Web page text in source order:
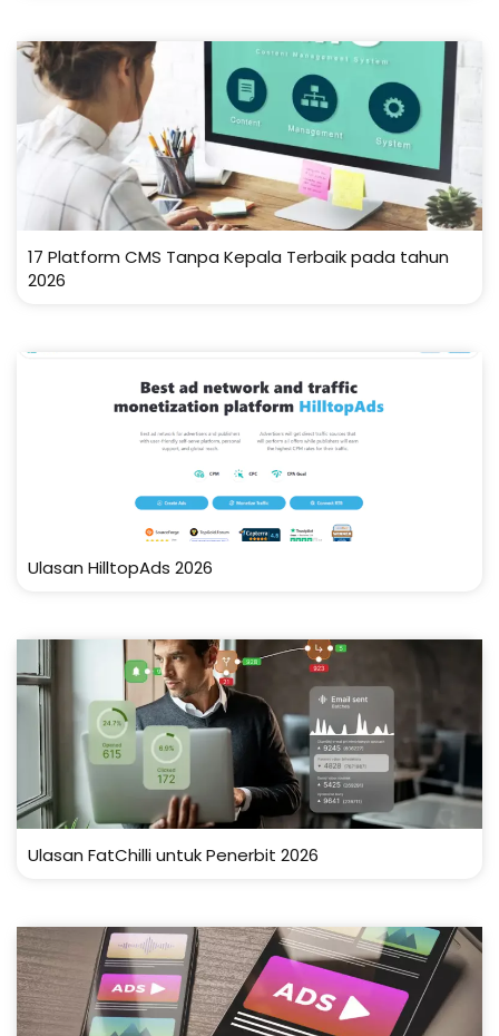
17 Platform CMS Tanpa Kepala Terbaik pada tahun
2026
Ulasan HilltopAds 2026
Ulasan FatChilli untuk Penerbit 2026